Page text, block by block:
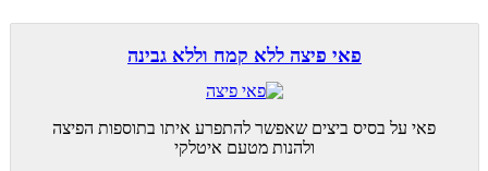
פאי פיצה ללא קמח וללא גבינה
פאי על בסיס ביצים שאפשר להתפרע איתו בתוספות הפיצה
ולהנות מטעם איטלקי